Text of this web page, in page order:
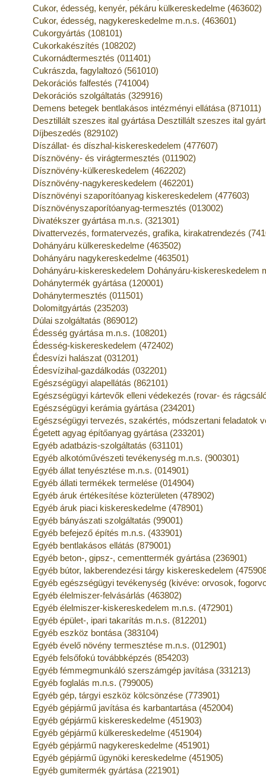
Cukor, édesség, kenyér, pékáru külkereskedelme (463602)
Cukor, édesség, nagykereskedelme m.n.s. (463601)
Cukorgyártás (108101)
Cukorkakészítés (108202)
Cukornádtermesztés (011401)
Cukrászda, fagylaltozó (561010)
Dekorációs falfestés (741004)
Dekorációs szolgáltatás (329916)
Demens betegek bentlakásos intézményi ellátása (871011)
Desztillált szeszes ital gyártása Desztillált szeszes ital
Díjbeszedés (829102)
Díszállat- és díszhal-kiskereskedelem (477607)
Dísznövény- és virágtermesztés (011902)
Dísznövény-külkereskedelem (462202)
Dísznövény-nagykereskedelem (462201)
Dísznövényi szaporítóanyag kiskereskedelem (477603)
Dísznövényszaporítóanyag-termesztés (013002)
Divatékszer gyártása m.n.s. (321301)
Divattervezés, formatervezés, grafika, kirakatrendezés
Dohányáru külkereskedelme (463502)
Dohányáru nagykereskedelme (463501)
Dohányáru-kiskereskedelem Dohányáru-kiskereskedelem
Dohánytermék gyártása (120001)
Dohánytermesztés (011501)
Dolomitgyártás (235203)
Dúlai szolgáltatás (869012)
Édesség gyártása m.n.s. (108201)
Édesség-kiskereskedelem (472402)
Édesvízi halászat (031201)
Édesvízihal-gazdálkodás (032201)
Egészségügyi alapellátás (862101)
Egészségügyi kártevők elleni védekezés (rovar- és
Egészségügyi kerámia gyártása (234201)
Egészségügyi tervezés, szakértés, módszertani feladatok
Égetett agyag építőanyag gyártása (233201)
Egyéb adatbázis-szolgáltatás (631101)
Egyéb alkotóművészeti tevékenység m.n.s. (900301)
Egyéb állat tenyésztése m.n.s. (014901)
Egyéb állati termékek termelése (014904)
Egyéb áruk értékesítése közterületen (478902)
Egyéb áruk piaci kiskereskedelme (478901)
Egyéb bányászati szolgáltatás (99001)
Egyéb befejező építés m.n.s. (433901)
Egyéb bentlakásos ellátás (879001)
Egyéb beton-, gipsz-, cementtermék gyártása (236901)
Egyéb bútor, lakberendezési tárgy kiskereskedelem
Egyéb egészségügyi tevékenység (kivéve: orvosok,
Egyéb élelmiszer-felvásárlás (463802)
Egyéb élelmiszer-kiskereskedelem m.n.s. (472901)
Egyéb épület-, ipari takarítás m.n.s. (812201)
Egyéb eszköz bontása (383104)
Egyéb évelő növény termesztése m.n.s. (012901)
Egyéb felsőfokú továbbképzés (854203)
Egyéb fémmegmunkáló szerszámgép javítása (331213)
Egyéb foglalás m.n.s. (799005)
Egyéb gép, tárgyi eszköz kölcsönzése (773901)
Egyéb gépjármű javítása és karbantartása (452004)
Egyéb gépjármű kiskereskedelme (451903)
Egyéb gépjármű külkereskedelme (451904)
Egyéb gépjármű nagykereskedelme (451901)
Egyéb gépjármű ügynöki kereskedelme (451905)
Egyéb gumitermék gyártása (221901)